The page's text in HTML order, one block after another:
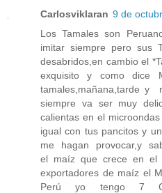
Carlosviklaran 9 de
Los Tamales son
imitar siempre pero sus
desabridos,en cambio el
exquisito y como dice
tamales,mañana,tarde y
siempre va ser muy
calientas en el
igual con tus pancitos y
me hagan provocar,y
el maíz que crece en el
exportadores de maíz el
Perú yo tengo 7